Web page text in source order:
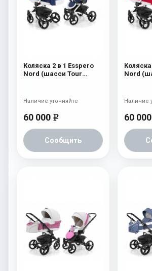
Коляска 2 в 1 Esspero
Nord (шасси Tour
60 000 e
Сообщить
Наличие уточняйте
Nord
60 000
Наличие